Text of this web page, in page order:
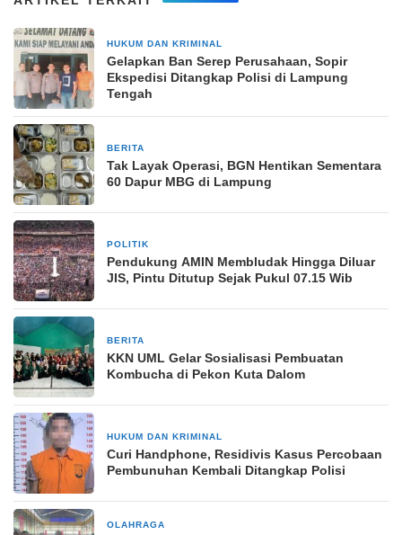
HUKUM DAN KRIMINAL
Gelapkan Ban Serep Perusahaan, Sopir
Ekspedisi Ditangkap Polisi di Lampung
Tengah
BERITA
Tak Layak Operasi, BGN Hentikan Sementara
60 Dapur MBG di Lampung
POLITIK
Pendukung AMIN Membludak Hingga Diluar
JIS, Pintu Ditutup Sejak Pukul 07.15 Wib
BERITA
KKN UML Gelar Sosialisasi Pembuatan
Kombucha di Pekon Kuta Dalom
HUKUM DAN KRIMINAL
Curi Handphone, Residivis Kasus Percobaan
Pembunuhan Kembali Ditangkap Polisi
OLAHRAGA